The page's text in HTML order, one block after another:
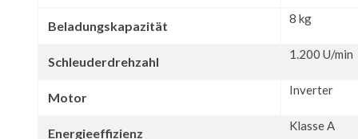
Beladungskapazität 8 kg
Schleuderdrehzahl 1.200 U/min
Motor Inverter
Energieeffizienz Klasse A